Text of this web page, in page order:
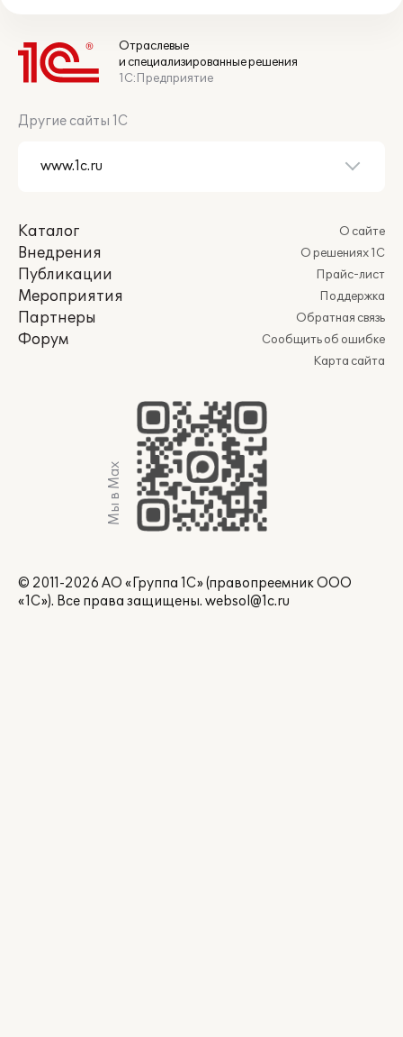
Отраслевые
и специализированные решения
1С:Предприятие
Другие сайты 1С
Каталог
Внедрения
Публикации
Мероприятия
Партнеры
Форум
О сайте
О решениях 1С
Прайс-лист
Поддержка
Обратная связь
Сообщить об ошибке
Карта сайта
Мы в Max
© 2011-2026 АО «Группа 1С» (правопреемник ООО
«1С»). Все права защищены. websol@1c.ru